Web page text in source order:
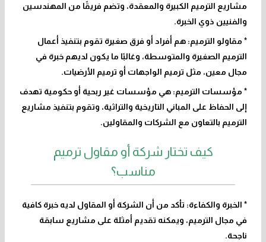
مشاريع الترميم الكبيرة والمعقدة، وتضم فريقًا من المهندسين
والفنيين ذوي الخبرة.
* مقاولو الترميم: هم أفراد أو فرق صغيرة تقوم بتنفيذ أعمال
الترميم الصغيرة والمتوسطة، وغالبًا ما يكون لديهم خبرة في
مجال معين، مثل ترميم الواجهات أو ترميم الأرضيات.
* مؤسسات الترميم: هي مؤسسات غير ربحية أو حكومية تهدف
إلى الحفاظ على المباني التاريخية والتراثية، وتقوم بتنفيذ مشاريع
الترميم بالتعاون مع الشركات والمقاولين.
كيف تختار شركة أو مقاول ترميم
مناسب؟
* الخبرة والكفاءة: تأكد من أن الشركة أو المقاول لديه خبرة كافية
في مجال الترميم، ويمكنه تقديم أمثلة على مشاريع سابقة
ناجحة.